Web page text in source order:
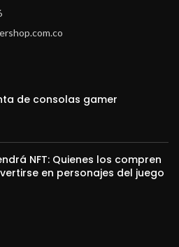
de consolas gamer
NFT: Quienes los compren
en personajes del juego